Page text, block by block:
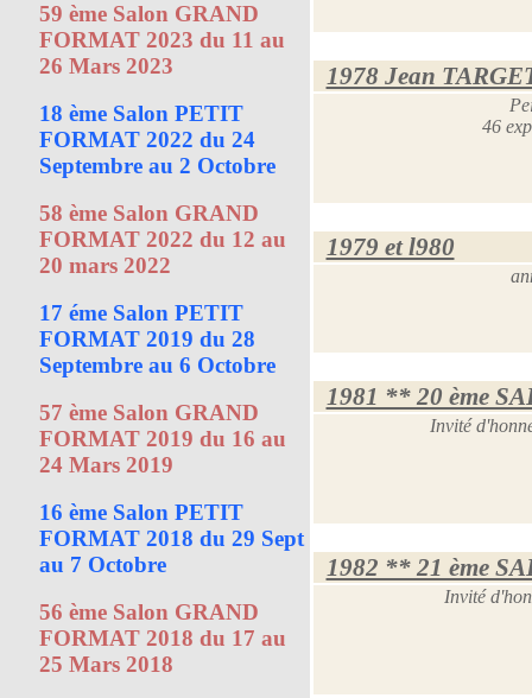
59 ème Salon GRAND
FORMAT 2023 du 11 au
26 Mars 2023
18 ème Salon PETIT
FORMAT 2022 du 24
Septembre au 2 Octobre
58 ème Salon GRAND
FORMAT 2022 du 12 au
20 mars 2022
17 éme Salon PETIT
FORMAT 2019 du 28
Septembre au 6 Octobre
57 ème Salon GRAND
FORMAT 2019 du 16 au
24 Mars 2019
16 ème Salon PETIT
FORMAT 2018 du 29 Sept
au 7 Octobre
56 ème Salon GRAND
FORMAT 2018 du 17 au
25 Mars 2018
1978 Jean
46
1979 et l980
1981 ** 20 ème
Invité
1982 ** 21 ème
Invité